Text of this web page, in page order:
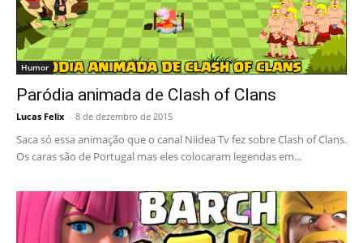
Humor
Paródia animada de Clash of Clans
Lucas Felix - 8 de dezembro de 2015
Saca só essa animação que o canal Niidea Tv fez sobre Clash of Clans.
Os caras são de Portugal mas eles colocaram legendas em...